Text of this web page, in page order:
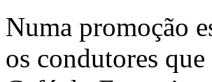
Numa promoção
os condutores